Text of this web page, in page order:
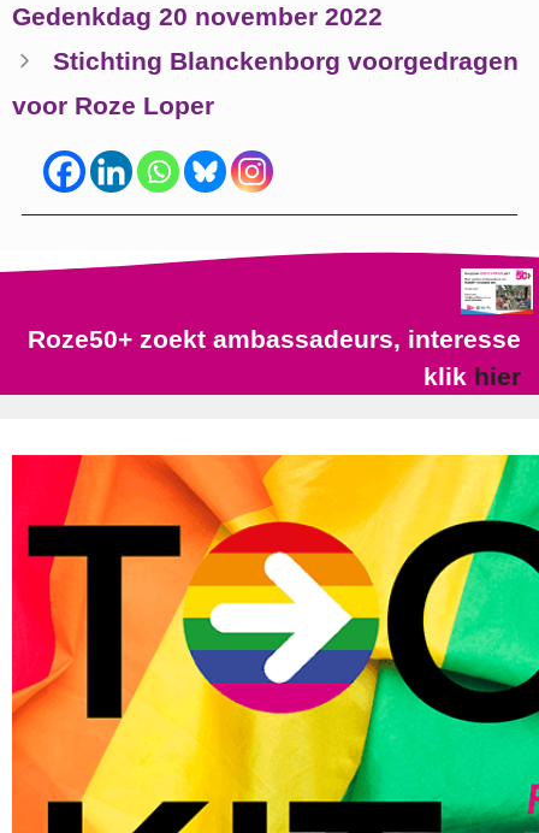
Gedenkdag 20 november 2022
Stichting Blanckenborg voorgedragen
voor Roze Loper
Roze50+ zoekt ambassadeurs, interesse
klik hier